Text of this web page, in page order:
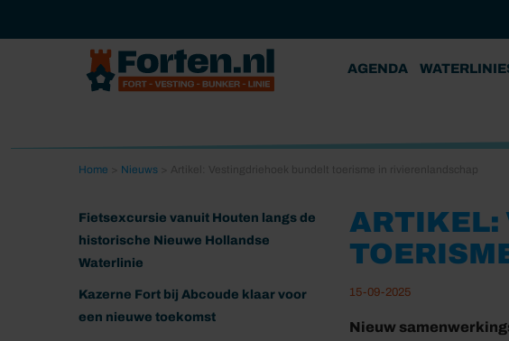
AGENDA
Home Nieuws
Fietsexcursie vanuit Houten langs de
historische Nieuwe Hollandse
Waterlinie
Kazerne Fort bij Abcoude klaar voor
een nieuwe toekomst
ARTIKEL:
15-09-2025
Nieuw